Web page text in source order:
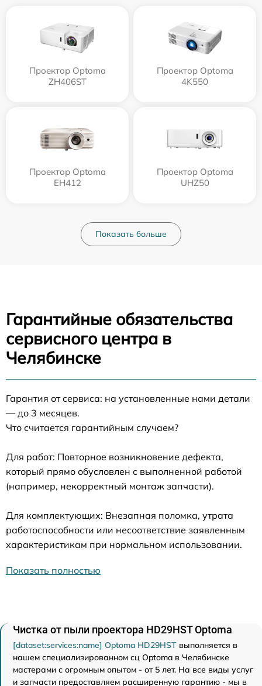
Проектор Optoma
ZH406ST
Проектор Optoma
4K550
Проектор Optoma
EH412
Проектор Optoma
UHZ50
Показать больше
Гарантийные обязательства
сервисного центра в
Челябинске
Гарантия от сервиса: на установленные нами детали
— до 3 месяцев.
Что считается гарантийным случаем?
Для работ: Повторное возникновение дефекта,
который прямо обусловлен с выполненной работой
(например, некорректный монтаж запчасти).
Для комплектующих: Внезапная поломка, утрата
работоспособности или несоответствие заявленным
характеристикам при нормальном использовании.
Показать полностью
Чистка от пыли проектора HD29HST Optoma
[dataset:services:name] Optoma HD29HST выполняется в
нашем специализированном сц Optoma в Челябинске
мастерами с огромным опытом - от 5 лет. На все виды услуг
и запчасти предоставляем расширенную гарантию - мы в